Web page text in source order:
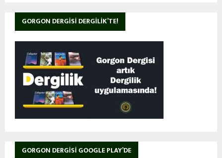
GORGON DERGISI DERGILIK’TE!
GORGON DERGISI GOOGLE PLAY’DE